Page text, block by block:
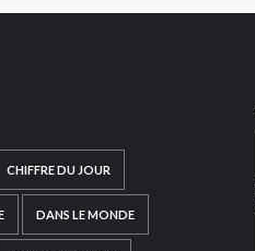
CHIFFRE DU JOUR
DANS LE MONDE